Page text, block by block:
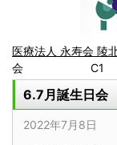
医療法人 永寿会 陵
会 C1
6.7月誕
2022年7月8日